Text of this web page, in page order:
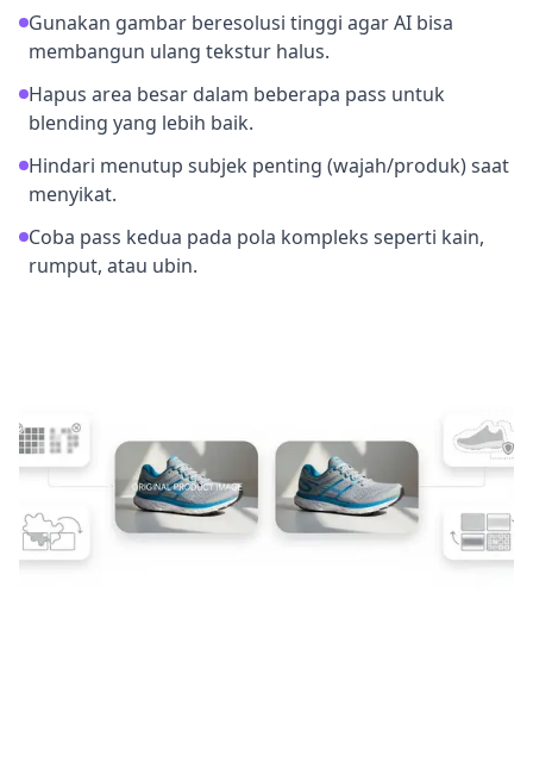
Gunakan gambar beresolusi tinggi agar AI bisa
membangun ulang tekstur halus.
Hapus area besar dalam beberapa pass untuk
blending yang lebih baik.
Hindari menutup subjek penting (wajah/produk) saat
menyikat.
Coba pass kedua pada pola kompleks seperti kain,
rumput, atau ubin.